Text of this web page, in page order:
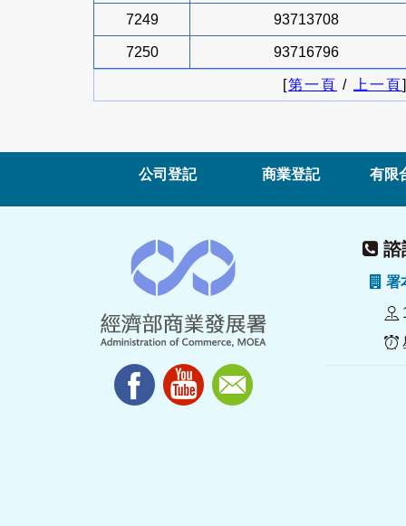
7249 93713708
7250 93716796
[第一頁 / 上一頁]
公司登記 商業登記 有限
諮